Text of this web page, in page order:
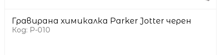
Гравирана химикалка Parker Jotter черен
Код: P-010